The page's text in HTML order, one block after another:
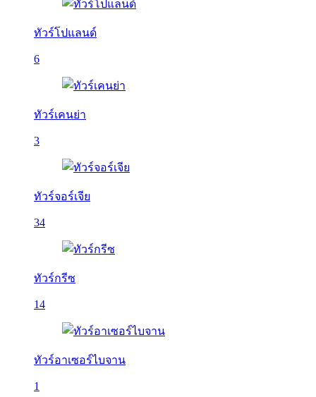
ทัวร์โปแลนด์
6
ทัวร์เคนย่า
3
ทัวร์จอร์เจีย
34
ทัวร์กรีซ
14
ทัวร์อาเซอร์ไบจาน
1